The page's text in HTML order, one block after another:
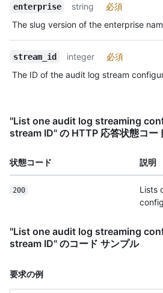
enterprise string
必須
The slug version of the enterprise
stream_id integer
必須
The ID of the audit log stream
"List one audit log streaming
stream ID" の HTTP 応答状態コー
状態コード 説明
200
Lists
"List one audit log streaming
stream ID" のコード サンプル
要求の例